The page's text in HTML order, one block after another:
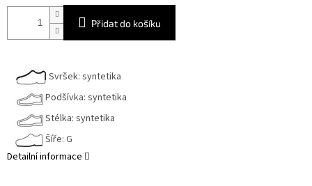
Přidat do košíku
Svršek: syntetika
Podšívka: syntetika
Stélka: syntetika
Šíře: G
Detailní informace